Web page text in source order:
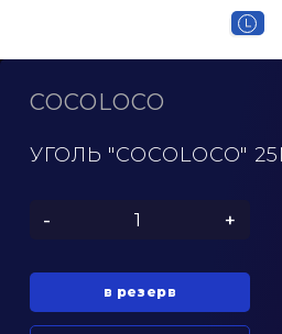
COCOLOCO
УГОЛЬ "COCOLOCO"
- +
в резерв